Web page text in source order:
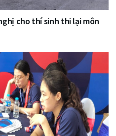
cho thí sinh thi lại môn